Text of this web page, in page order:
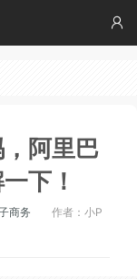

阿里巴
下！
商务
作者：小P